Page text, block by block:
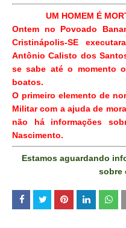
UM HOMEM É
Ontem no Povoado
Cristinápolis-SE
Antônio Calisto dos
se sabe até o momento
boatos.
O primeiro elemento de
Militar com a ajuda de
não há informações
Nascimento.
Estamos aguardando
sobre